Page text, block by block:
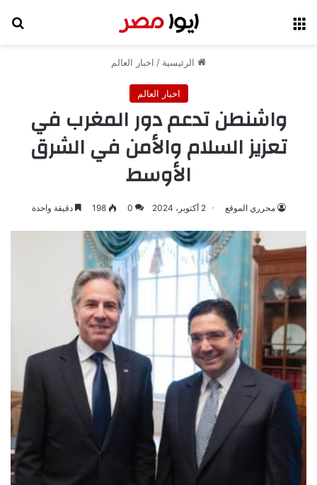
الرئيسية / اخبار العالم
اخبار العالم
واشنطن تدعم دور المغرب في
تعزيز السلام والأمن في الشرق
الأوسط
محرري الموقع 2 أكتوبر، 2024 0
198 دقيقة واحدة